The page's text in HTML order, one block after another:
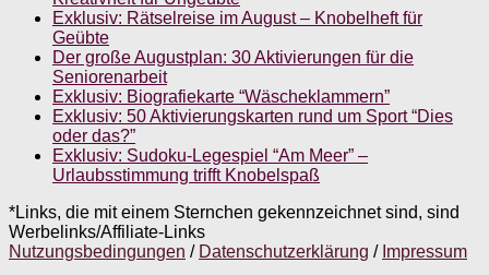
Exklusiv: Rätselreise im August – Knobelheft für
Geübte
Der große Augustplan: 30 Aktivierungen für die
Seniorenarbeit
Exklusiv: Biografiekarte “Wäscheklammern”
Exklusiv: 50 Aktivierungskarten rund um Sport “Dies
oder das?”
Exklusiv: Sudoku-Legespiel “Am Meer” –
Urlaubsstimmung trifft Knobelspaß
*Links, die mit einem Sternchen gekennzeichnet sind, sind
Werbelinks/Affiliate-Links
Nutzungsbedingungen / Datenschutzerklärung / Impressum